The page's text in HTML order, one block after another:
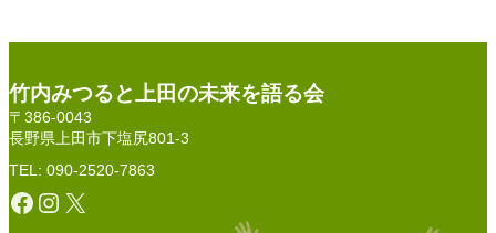
竹内みつると上田の未来を語る会
〒386-0043
長野県上田市下塩尻801-3
TEL: 090-2520-7863
Facebook Instagram X